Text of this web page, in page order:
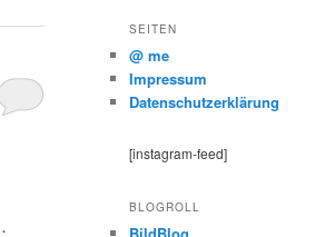
SEITEN
@ me
Impressum
Datenschutzerklärung
[instagram-feed]
BLOGROLL